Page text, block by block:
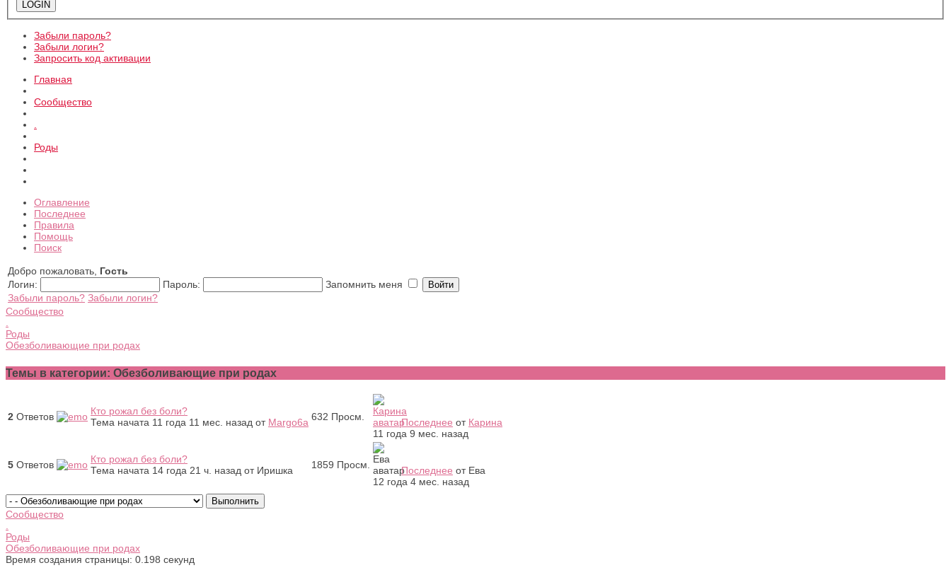
Забыли пароль?
Забыли логин?
Запросить код активации
Главная
Сообщество
Роды
Оглавление
Последнее
Правила
Помощь
Поиск
Добро пожаловать, Гость
Логин:
Пароль:
Запомнить меня
Забыли пароль? Забыли логин?
Сообщество
Роды
Обезболивающие при родах
Темы в категории: Обезболивающие при родах
2 Ответов
Кто рожал без боли?
Тема начата 11 года 11 мес. назад от Margo6a 632 Просм. Последнее от Карина
11 года 9 мес. назад
5 Ответов
Кто рожал без боли?
Тема начата 14 года 21 ч. назад от Иришка 1859 Просм. Последнее от Ева
12 года 4 мес. назад
Сообщество
Роды
Обезболивающие при родах
Время создания страницы: 0.198 секунд